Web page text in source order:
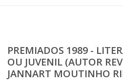
PREMIADOS 1989 -
OU JUVENIL (AUTOR
JANNART MOUTINHO